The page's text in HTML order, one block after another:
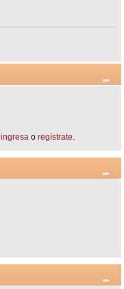
ingresao regístrate.